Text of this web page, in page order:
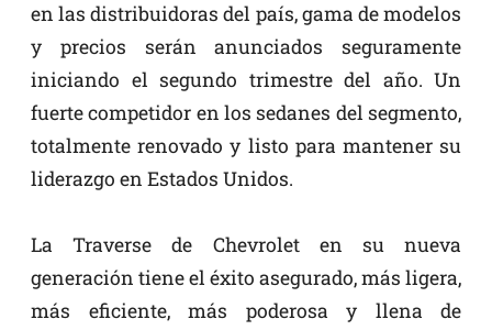
en las distribuidoras del país, gama de modelos
y precios serán anunciados seguramente
iniciando el segundo trimestre del año. Un
fuerte competidor en los sedanes del segmento,
totalmente renovado y listo para mantener su
liderazgo en Estados Unidos.
La Traverse de Chevrolet en su nueva
generación tiene el éxito asegurado, más ligera,
más eficiente, más poderosa y llena de